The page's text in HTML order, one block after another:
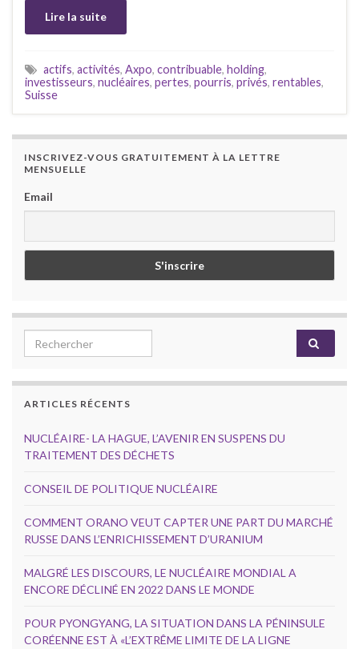
Lire la suite
actifs, activités, Axpo, contribuable, holding,
investisseurs, nucléaires, pertes, pourris, privés, rentables,
Suisse
INSCRIVEZ-VOUS GRATUITEMENT À LA LETTRE
MENSUELLE
Email
Search for:
ARTICLES RÉCENTS
NUCLÉAIRE- LA HAGUE, L’AVENIR EN SUSPENS DU
TRAITEMENT DES DÉCHETS
CONSEIL DE POLITIQUE NUCLÉAIRE
COMMENT ORANO VEUT CAPTER UNE PART DU MARCHÉ
RUSSE DANS L’ENRICHISSEMENT D’URANIUM
MALGRÉ LES DISCOURS, LE NUCLÉAIRE MONDIAL A
ENCORE DÉCLINÉ EN 2022 DANS LE MONDE
POUR PYONGYANG, LA SITUATION DANS LA PÉNINSULE
CORÉENNE EST À «L’EXTRÊME LIMITE DE LA LIGNE